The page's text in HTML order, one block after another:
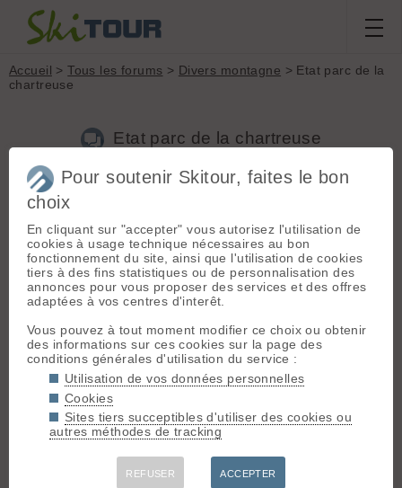
Accueil >Tous les forums > Divers montagne > Etat parc de la
chartreuse
Etat parc de la chartreuse
Nouveau sujet
fred3158 [13 posts] - Le 04/12/2009 20:29
Salut à tous!
Bon me revoilou après ma super chute de 2008.
Je reviens vers vous pour connaitre l'état d'enneigement du
parc de la Chartreuse, juste pour une balade en raquette.
dans le genou et plus de cuisse, tout est à refaire! (j'ose
même pas penser au cartilage)
Si d'ailleurs qqu'un veut venir pour les raquettes (balade soft)
ou me proposer une sortie je suis preneur! (mon tel doit être
dans mes coordonnées)
A bientôt!
ps: un skitourien revient toujours, même de loin...
Pour soutenir Skitour, faites le bon
choix
En cliquant sur "accepter" vous autorisez l'utilisation de
cookies à usage technique nécessaires au bon
fonctionnement du site, ainsi que l'utilisation de cookies
tiers à des fins statistiques ou de personnalisation des
annonces pour vous proposer des services et des offres
adaptées à vos centres d'interêt.
Vous pouvez à tout moment modifier ce choix ou obtenir
des informations sur ces cookies sur la page des
conditions générales d'utilisation du service :
Utilisation de vos données personnelles
Cookies
Sites tiers succeptibles d'utiliser des cookies ou
autres méthodes de tracking
REFUSER ACCEPTER